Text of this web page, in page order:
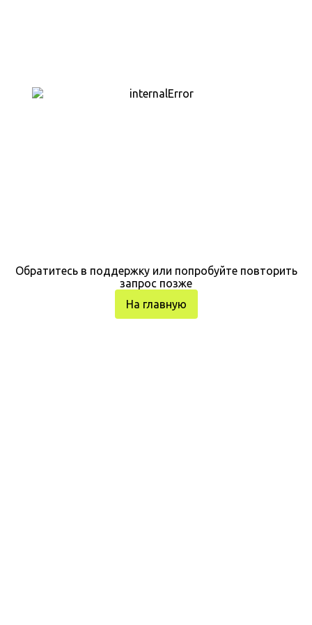
Обратитесь в поддержку или попробуйте повторить
запрос позже
На главную